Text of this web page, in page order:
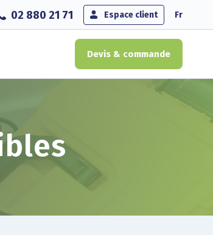
02 880 21 71 Espace client Fr
Devis & commande